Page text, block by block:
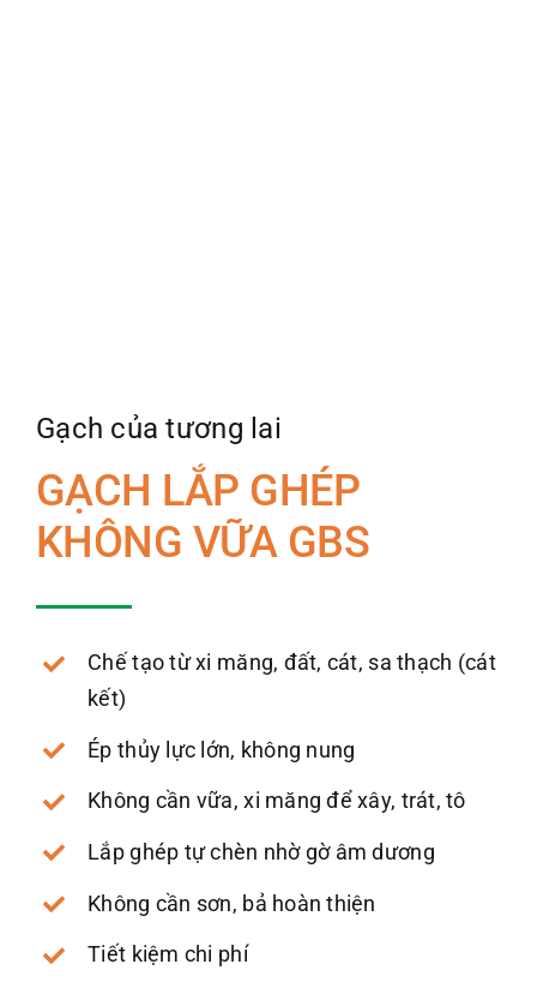
Gạch của tương lai
GẠCH LẮP GHÉP
KHÔNG VỮA GBS
Chế tạo từ xi măng, đất, cát, sa thạch (cát
kết)
Ép thủy lực lớn, không nung
Không cần vữa, xi măng để xây, trát, tô
Lắp ghép tự chèn nhờ gờ âm dương
Không cần sơn, bả hoàn thiện
Tiết kiệm chi phí